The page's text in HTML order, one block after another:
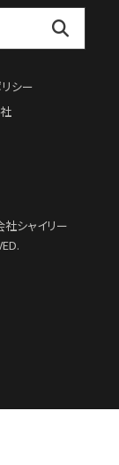
シー
社シャイリー